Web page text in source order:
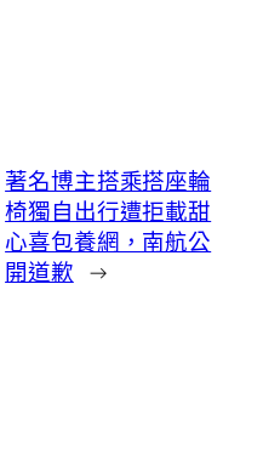
著名博主搭乘搭座輪
椅獨自出行遭拒載甜
心喜包養網，南航公
開道歉 →